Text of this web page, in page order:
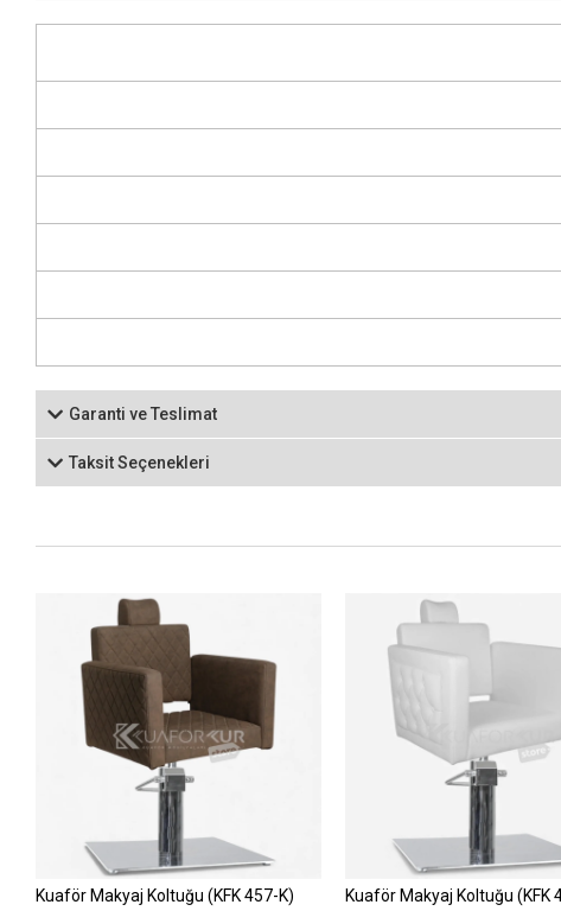
Garanti ve Teslimat
Taksit Seçenekleri
Kuaför Makyaj Koltuğu (KFK 457-K) Kuaför Makyaj Koltuğu (KFK